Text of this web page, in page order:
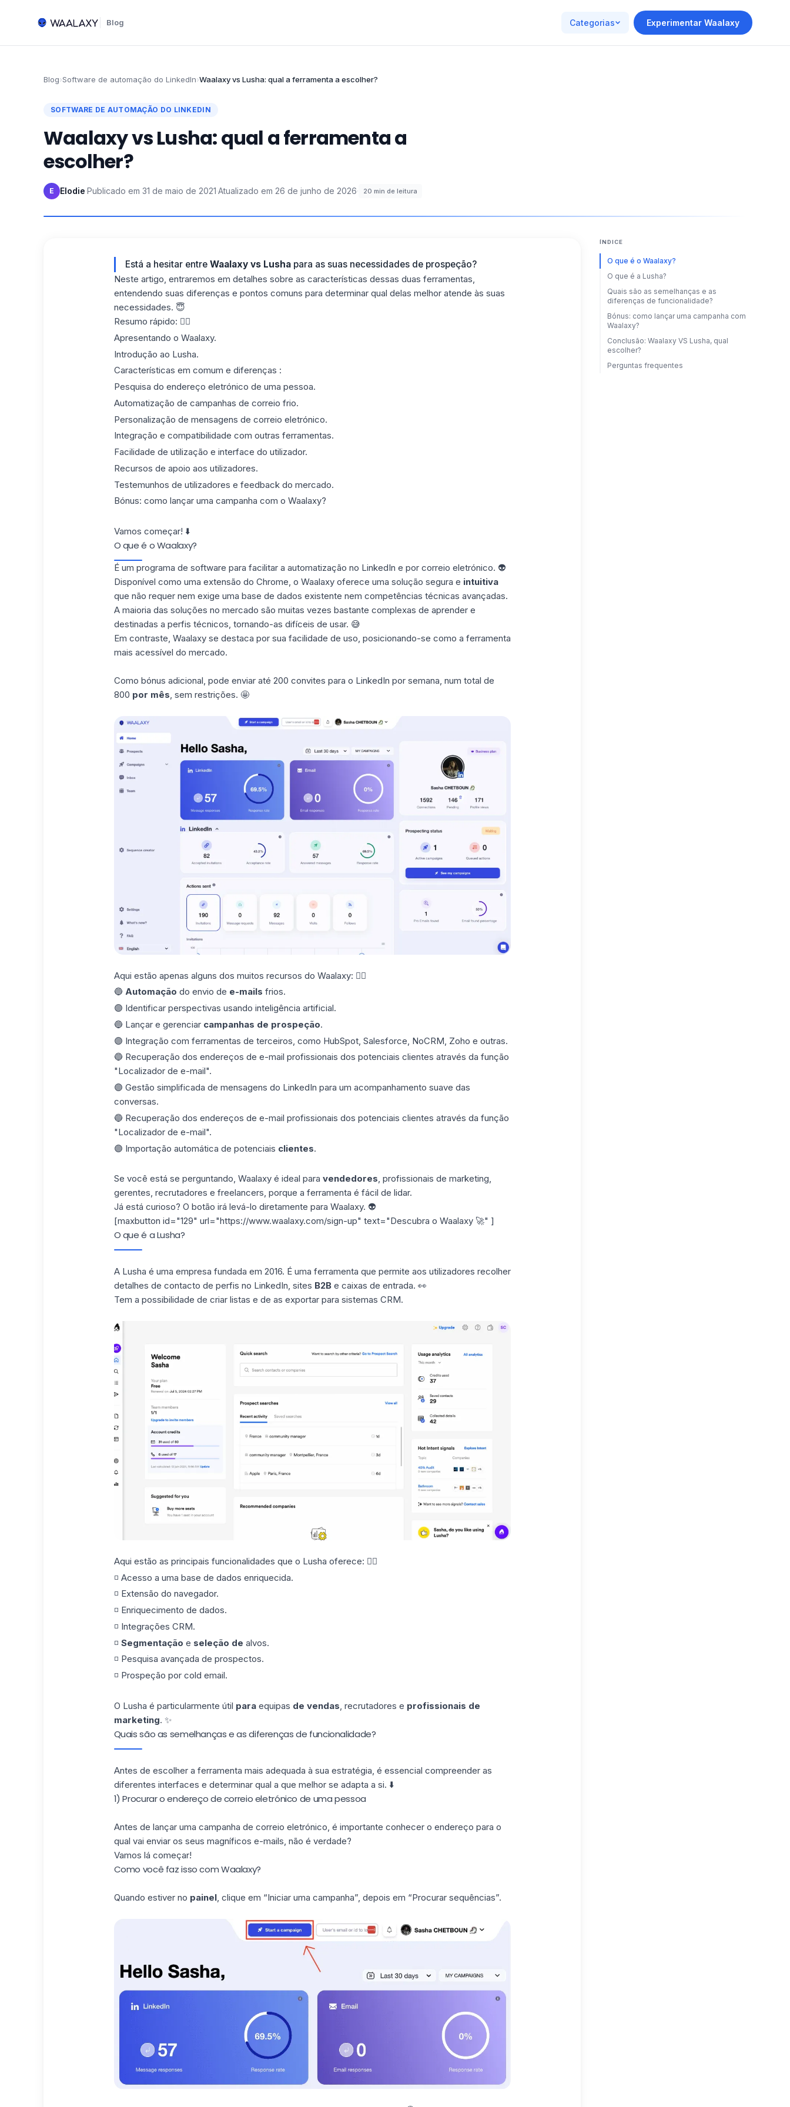
Blog Categorias Experimentar Waalaxy
Blog›Software de automação do LinkedIn›Waalaxy vs Lusha: qual a ferramenta a escolher?
SOFTWARE DE AUTOMAÇÃO DO LINKEDIN
Waalaxy vs Lusha: qual a ferramenta a
escolher?
E Elodie·Publicado em 31 de maio de 2021·Atualizado em 26 de junho de 2026· 20 min de leitura
Está a hesitar entre Waalaxy vs Lushapara as suas necessidades de prospeção?
Neste artigo, entraremos em detalhes sobre as características dessas duas ferramentas,
entendendo suas diferenças e pontos comuns para determinar qual delas melhor atende às suas
necessidades. 😇
Resumo rápido: 👇🏼
Apresentando o Waalaxy.
Introdução ao Lusha.
Características em comum e diferenças :
Pesquisa do endereço eletrónico de uma pessoa.
Automatização de campanhas de correio frio.
Personalização de mensagens de correio eletrónico.
Integração e compatibilidade com outras ferramentas.
Facilidade de utilização e interface do utilizador.
Recursos de apoio aos utilizadores.
Testemunhos de utilizadores e feedback do mercado.
Bónus: como lançar uma campanha com o Waalaxy?
Vamos começar! ⬇️
O que é o Waalaxy?
É um programa de software para facilitar a automatização no LinkedIn e por correio eletrónico. 👽
Disponível como uma extensão do Chrome, o Waalaxy oferece uma solução segura e intuitiva
que não requer nem exige uma base de dados existente nem competências técnicas avançadas.
A maioria das soluções no mercado são muitas vezes bastante complexas de aprender e
destinadas a perfis técnicos, tornando-as difíceis de usar. 😅
Em contraste, Waalaxy se destaca por sua facilidade de uso, posicionando-se como a ferramenta
mais acessível do mercado.
Como bónus adicional, pode enviar até 200 convites para o LinkedIn por semana, num total de
800 por mês, sem restrições. 🤩
Aqui estão apenas alguns dos muitos recursos do Waalaxy: 👇🏼
🔵 Automação do envio de e-mails frios.
🟣 Identificar perspectivas usando inteligência artificial.
🔵 Lançar e gerenciar campanhas de prospeção.
🟣 Integração com ferramentas de terceiros, como HubSpot, Salesforce, NoCRM, Zoho e outras.
🔵 Recuperação dos endereços de e-mail profissionais dos potenciais clientes através da função
"Localizador de e-mail".
🟣 Gestão simplificada de mensagens do LinkedIn para um acompanhamento suave das
conversas.
🔵 Recuperação dos endereços de e-mail profissionais dos potenciais clientes através da função
"Localizador de e-mail".
🟣 Importação automática de potenciais clientes.
Se você está se perguntando, Waalaxy é ideal para vendedores, profissionais de marketing,
gerentes, recrutadores e freelancers, porque a ferramenta é fácil de lidar.
Já está curioso? O botão irá levá-lo diretamente para Waalaxy. 👽
[maxbutton id="129" url="https://www.waalaxy.com/sign-up" text="Descubra o Waalaxy 🚀" ]
O que é a Lusha?
A Lusha é uma empresa fundada em 2016. É uma ferramenta que permite aos utilizadores recolher
detalhes de contacto de perfis no LinkedIn, sites B2Be caixas de entrada. 👀
Tem a possibilidade de criar listas e de as exportar para sistemas CRM.
Aqui estão as principais funcionalidades que o Lusha oferece: 👇🏼
◽️ Acesso a uma base de dados enriquecida.
◽️ Extensão do navegador.
◽️ Enriquecimento de dados.
◽️ Integrações CRM.
◽️ Segmentação e seleção de alvos.
◽️ Pesquisa avançada de prospectos.
◽️ Prospeção porcold email.
O Lusha é particularmente útil paraequipas de vendas, recrutadores e profissionais de
marketing. ✨
Quais são as semelhanças e as diferenças de funcionalidade?
Antes de escolher a ferramenta mais adequada à sua estratégia, é essencial compreender as
diferentes interfaces e determinar qual a que melhor se adapta a si. ⬇️
1) Procurar o endereço de correio eletrónico de uma pessoa
Antes de lançar uma campanha de correio eletrónico, é importante conhecer o endereço para o
qual vai enviar os seus magníficos e-mails, não é verdade?
Vamos lá começar!
Como você faz isso com Waalaxy?
Quando estiver no painel, clique em “Iniciar uma campanha”, depois em “Procurar sequências”.
ÍNDICE
O que é o Waalaxy?
O que é a Lusha?
Quais são as semelhanças e as
diferenças de funcionalidade?
Bónus: como lançar uma campanha com
Waalaxy?
Conclusão: Waalaxy VS Lusha, qual
escolher?
Perguntas frequentes